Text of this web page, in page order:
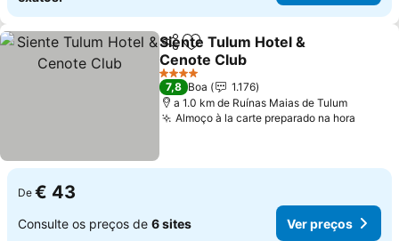
PartilharAdicionar aos favoritos
Siente Tulum Hotel &
Cenote Club
4 Estrelas
7,8 Boa
1.176
a 1.0 km de Ruínas Maias de Tulum
Almoço à la carte preparado na hora
De € 43
Consulte os preços de 6 sites Ver preços